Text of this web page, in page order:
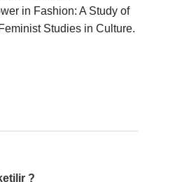
in Fashion: A Study of
Studies in Culture.
?